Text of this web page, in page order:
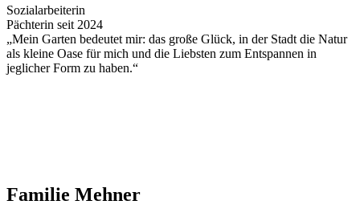
Sozialarbeiterin
Pächterin seit 2024
„Mein Garten bedeutet mir: das große Glück, in der Stadt die Natur
als kleine Oase für mich und die Liebsten zum Entspannen in
jeglicher Form zu haben.“
Familie Mehner